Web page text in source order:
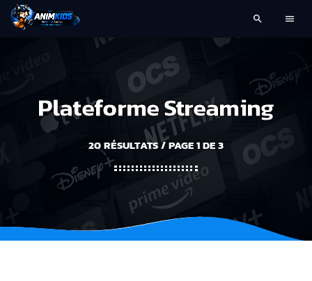
search menu
Plateforme Streaming
20 RÉSULTATS / PAGE 1 DE 3